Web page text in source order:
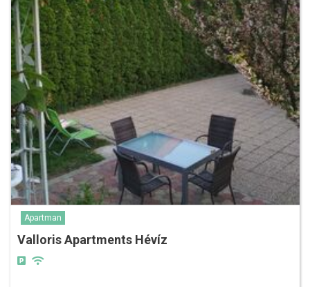
Apartman
Valloris Apartments Hévíz